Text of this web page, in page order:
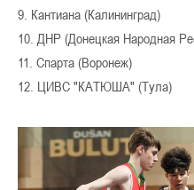
9. Кантиана (Калининград)
10. ДНР (Донецкая Народная
11. Спарта (Воронеж)
12. ЦИВС "КАТЮША" (Тула)